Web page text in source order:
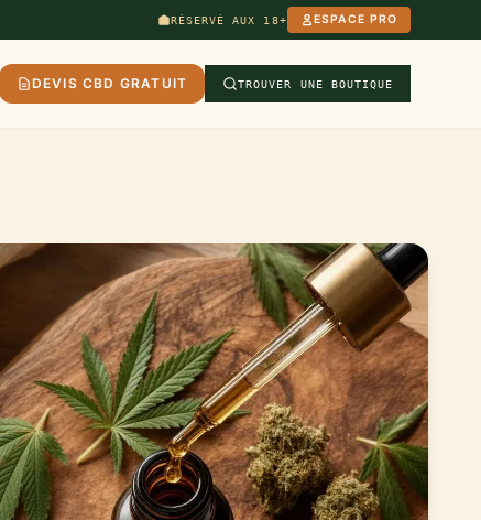
RÉSERVÉ AUX 18+ ESPACE PRO
DEVIS CBD GRATUIT TROUVER UNE BOUTIQUE